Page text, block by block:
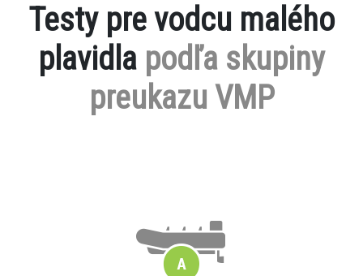
Testy pre vodcu malého
plavidla podľa skupiny
preukazu VMP